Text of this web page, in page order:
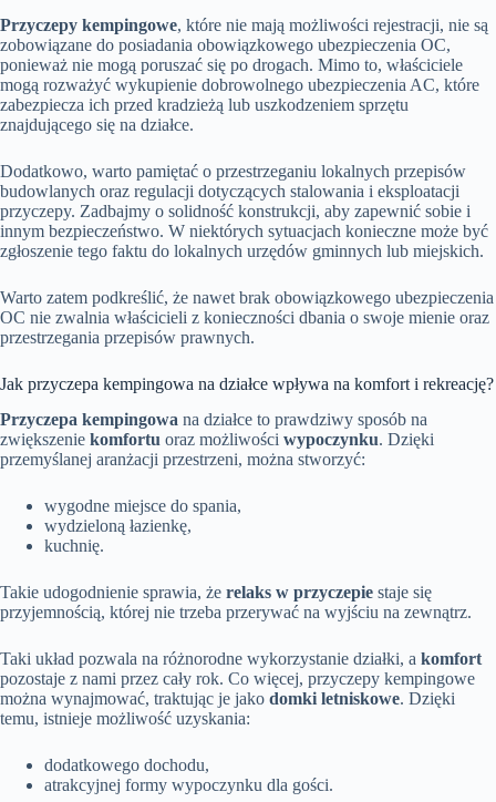
Przyczepy kempingowe, które nie mają możliwości rejestracji, nie są
zobowiązane do posiadania obowiązkowego ubezpieczenia OC,
ponieważ nie mogą poruszać się po drogach. Mimo to, właściciele
mogą rozważyć wykupienie dobrowolnego ubezpieczenia AC, które
zabezpiecza ich przed kradzieżą lub uszkodzeniem sprzętu
znajdującego się na działce.
Dodatkowo, warto pamiętać o przestrzeganiu lokalnych przepisów
budowlanych oraz regulacji dotyczących stalowania i eksploatacji
przyczepy. Zadbajmy o solidność konstrukcji, aby zapewnić sobie i
innym bezpieczeństwo. W niektórych sytuacjach konieczne może być
zgłoszenie tego faktu do lokalnych urzędów gminnych lub miejskich.
Warto zatem podkreślić, że nawet brak obowiązkowego ubezpieczenia
OC nie zwalnia właścicieli z konieczności dbania o swoje mienie oraz
przestrzegania przepisów prawnych.
Jak przyczepa kempingowa na działce wpływa na komfort i rekreację?
Przyczepa kempingowa na działce to prawdziwy sposób na
zwiększenie komfortu oraz możliwości wypoczynku. Dzięki
przemyślanej aranżacji przestrzeni, można stworzyć:
wygodne miejsce do spania,
wydzieloną łazienkę,
kuchnię.
Takie udogodnienie sprawia, że relaks w przyczepie staje się
przyjemnością, której nie trzeba przerywać na wyjściu na zewnątrz.
Taki układ pozwala na różnorodne wykorzystanie działki, a komfort
pozostaje z nami przez cały rok. Co więcej, przyczepy kempingowe
można wynajmować, traktując je jako domki letniskowe. Dzięki
temu, istnieje możliwość uzyskania:
dodatkowego dochodu,
atrakcyjnej formy wypoczynku dla gości.